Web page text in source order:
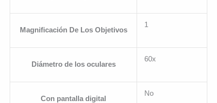
Magnificación De Los Objetivos
1
Diámetro de los oculares
60x
Con pantalla digital
No